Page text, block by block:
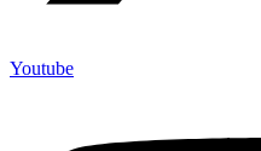
Youtube